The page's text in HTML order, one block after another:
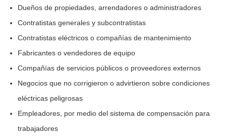
Dueños de propiedades, arrendadores o administradores
Contratistas generales y subcontratistas
Contratistas eléctricos o compañías de mantenimiento
Fabricantes o vendedores de equipo
Compañías de servicios públicos o proveedores externos
Negocios que no corrigieron o advirtieron sobre condiciones
eléctricas peligrosas
Empleadores, por medio del sistema de compensación para
trabajadores